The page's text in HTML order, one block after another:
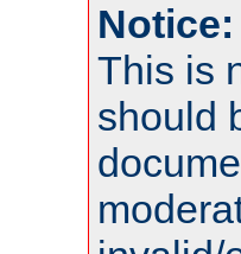
Notice:
This is
should